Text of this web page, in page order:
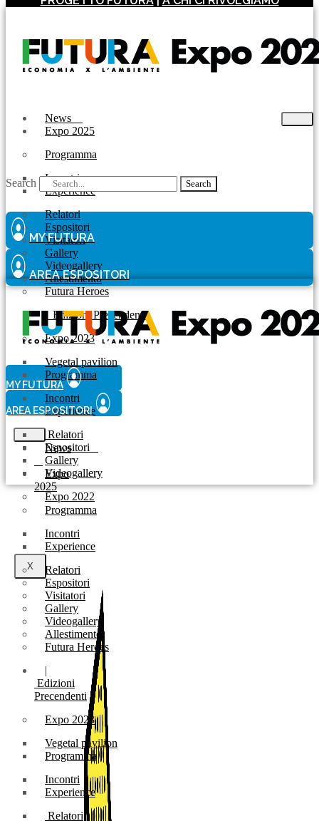
News
Expo 2025
Programma
Incontri
Experience
Relatori
Espositori
Visitatori
Gallery
Videogallery
Allestimento
Futura Heroes
| Edizioni Precendenti
Expo 2023
Vegetal pavilion
Programma
Incontri
Experience
Relatori
Espositori
Gallery
Videogallery
Expo 2022
X
Search Search
MY FUTURA
AREA ESPOSITORI
MY FUTURA
AREA ESPOSITORI
News
Expo
2025
Programma
Incontri
Experience
Relatori
Espositori
Visitatori
Gallery
Videogallery
Allestimento
Futura Heroes
|
Edizioni
Precendenti
Expo 2023
Vegetal pavilion
Programma
Incontri
Experience
Relatori